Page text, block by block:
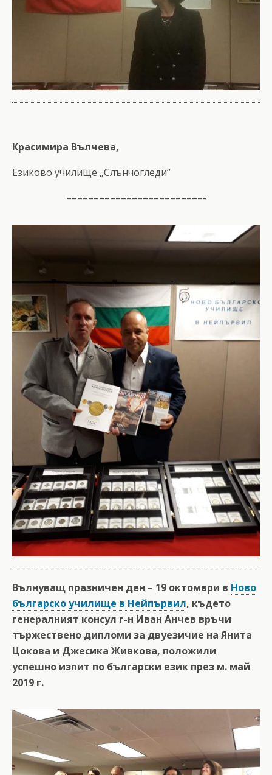
Красимира Вълчева,
Езиково училище „Слънчогледи“
–––––––––––––––––––––––––-
Вълнуващ празничен ден – 19 октомври в Ново
българско училище в Нейпървил, където
генералният консул г-н Иван Анчев връчи
тържествено дипломи за двуезичие на Янита
Цокова и Джесика Живкова, положили
успешно изпит по български език през м. май
2019 г.